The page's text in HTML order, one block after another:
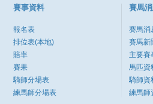
賽事資料
報名表
排位表(本地)
賠率
賽果
騎師分場表
練馬師分場表
賽馬
賽馬消
賽馬新
主要賽
馬匹資
騎師資
練馬師